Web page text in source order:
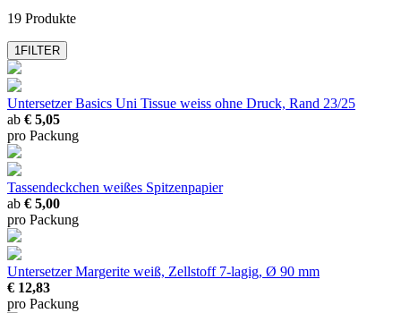
19 Produkte
1FILTER
Untersetzer Basics Uni Tissue weiss ohne Druck, Rand 23/25
ab € 5,05
pro Packung
Tassendeckchen weißes Spitzenpapier
ab € 5,00
pro Packung
Untersetzer Margerite weiß, Zellstoff 7-lagig, Ø 90 mm
€ 12,83
pro Packung